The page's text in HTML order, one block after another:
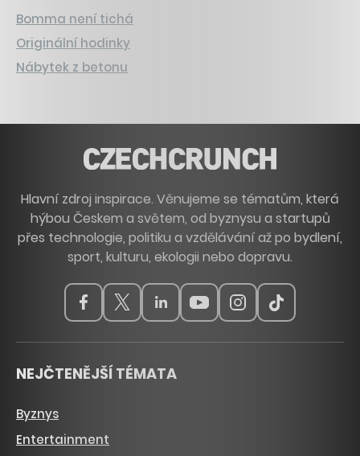
Bomma není tichá
Originální hodinky
Nábytek z betonu
Hlavní zdroj inspirace. Věnujeme se tématům, která
hýbou Českem a světem, od byznysu a startupů
přes technologie, politiku a vzdělávání až po bydlení,
sport, kulturu, ekologii nebo dopravu.
NEJČTENĚJŠÍ TÉMATA
Byznys
Entertainment